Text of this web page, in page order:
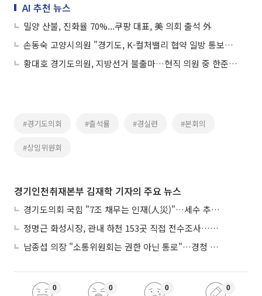
AI 추천 뉴스
밀양 산불, 진화율 70%...쿠팡 대표, 美 의회 출석 外
손동숙 고양시의원 "경기도, K-컬처밸리 협약 일방 통보…광역행정 오만"
황대호 경기도의원, 지방선거 불출마…현직 의원 중 한준호 제1호 지지선언
#경기도의회 #출석률 #경실련 #본회의
#상임위원회
경기인천취재본부 김재학 기자의 주요 뉴스
경기도의회 국힘 "7조 채무는 인재(人災)"…세수 추계 조작 의혹 제기
정명근 화성시장, 관내 하천 153곳 직접 전수조사…불법시설 정비
남종섭 의장 "소통위원회는 권한 아닌 통로"…경청 의회 만든다
0 0 0 0